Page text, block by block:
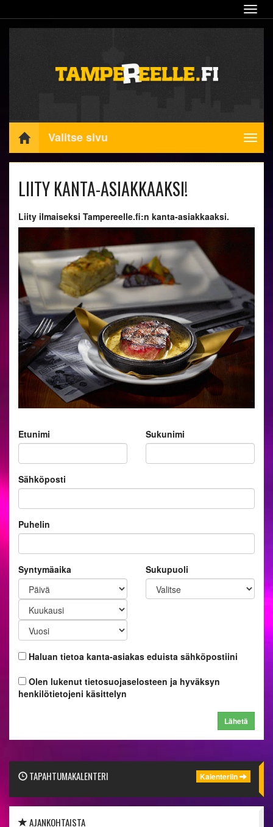
Valitse sivu
LIITY KANTA-ASIAKKAAKSI!
​Liity ilmaiseksi Tampereelle.fi:n kanta-asiakkaaksi.
Etunimi Sukunimi
Sähköposti
Puhelin
Syntymäaika Sukupuoli
Haluan tietoa kanta-asiakas eduista sähköpostiini
Olen lukenut tietosuojaselosteen ja hyväksyn
henkilötietojeni käsittelyn
Lähetä
TAPAHTUMAKALENTERI Kalenteriin
AJANKOHTAISTA